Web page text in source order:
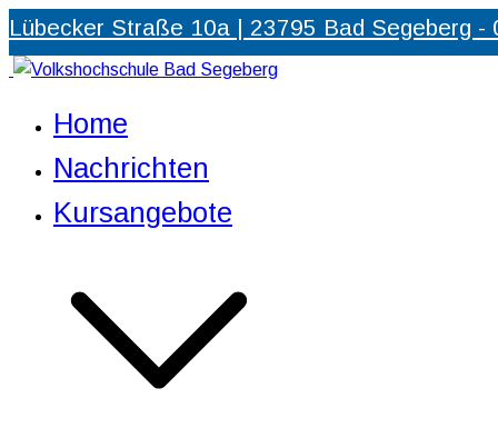
Zum
springen
Lübecker Straße 10a | 23795 Bad Segeberg
Volkshochschule Bad Segeberg
Partner für Weiterbildung und Qualifizierung
Home
Nachrichten
Kursangebote